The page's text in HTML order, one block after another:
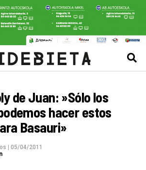
de Juan: »Sólo los
hacer estos
Basauri»
05/04/2011